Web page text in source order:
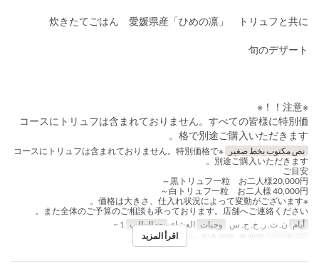
炊きたてごはん 愛媛県産「ひめの凛」 トリュフと共に
旬のデザート
※注意！！※
コースにトリュフは含まれておりません。すべての皆様に特別価
格で別途ご購入いただきます。
نص مكتوب بخط صغير
※コースにトリュフは含まれておりません。特別価格で
別途ご購入いただきます。
ご目安
黒トリュフ一粒 お二人様20,000円～
白トリュフ一粒 お二人様 40,000円～
※価格は大きさ、仕入れ状況によって変動がございます。
また全体のご予算のご相談も承っております。店舗へご連絡ください。
أيام ن, ث, ر, خ, ج, س وجبات العشاء حد الطلب
فئة المقعد
اقرأ المزيد